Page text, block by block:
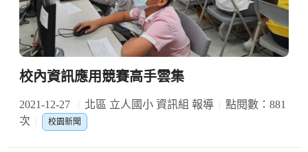
校內資訊應用競賽高手雲集
2021-12-27 北區 立人國小 資訊組 報導
點閱數：881
次
校園新聞